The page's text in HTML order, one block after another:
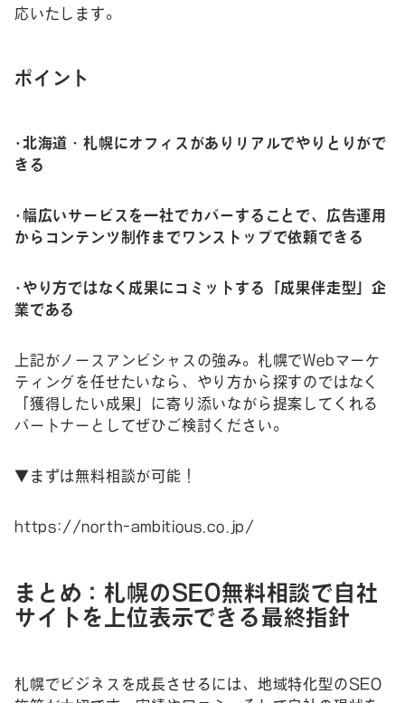
応いたします。
ポイント
•北海道・札幌にオフィスがありリアルでやりとりがで
きる
•幅広いサービスを一社でカバーすることで、広告運用
からコンテンツ制作までワンストップで依頼できる
•やり方ではなく成果にコミットする「成果伴走型」企
業である
上記がノースアンビシャスの強み。札幌でWebマーケ
ティングを任せたいなら、やり方から探すのではなく
「獲得したい成果」に寄り添いながら提案してくれる
パートナーとしてぜひご検討ください。
▼まずは無料相談が可能！
https://north-ambitious.co.jp/
まとめ：札幌のSEO無料相談で自社
サイトを上位表示できる最終指針
札幌でビジネスを成長させるには、地域特化型のSEO